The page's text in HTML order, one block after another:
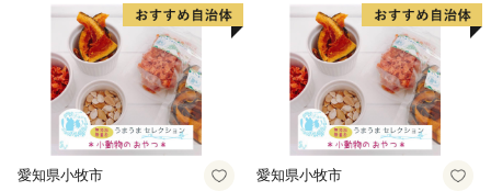
愛知県小牧市 愛知県小牧市